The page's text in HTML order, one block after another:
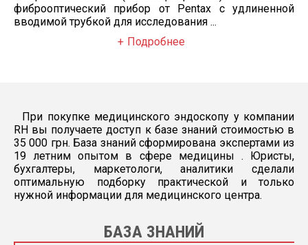
фиброоптический прибор от Pentax с удлиненной
вводимой трубкой для исследования ...
Подробнее
При покупке медицинского эндоскопу у компании
RH вы получаете доступ к базе знаний стоимостью в
35 000 грн. База знаний сформирована экспертами из
19 летним опытом в сфере медицины . Юристы,
бухгалтеры, маркетологи, аналитики сделали
оптимальную подборку практической и только
нужной информации для медицинского центра.
БАЗА ЗНАНИЙ